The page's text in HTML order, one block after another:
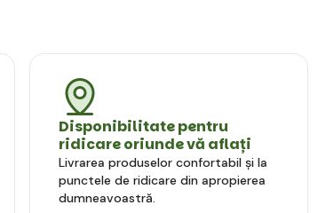
Disponibilitate pentru
ridicare oriunde vă aflați
Livrarea produselor confortabil și la
punctele de ridicare din apropierea
dumneavoastră.